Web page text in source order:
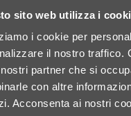
sito web utilizza i
i cookie per
il nostro traffico.
partner che si
con altre
Acconsenta ai nostri